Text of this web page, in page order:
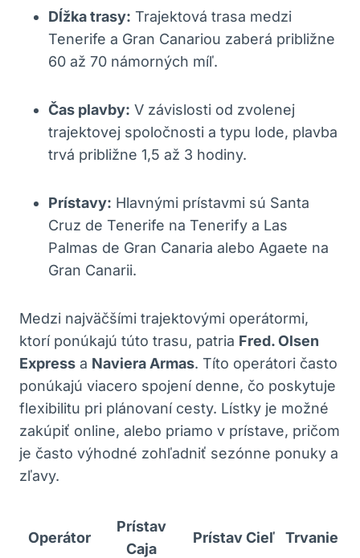
Dĺžka trasy: Trajektová trasa medzi
Tenerife a Gran Canariou zaberá približne
60 až 70 námorných míľ.
Čas plavby: V závislosti od zvolenej
trajektovej spoločnosti a typu lode, plavba
trvá približne 1,5 až 3 hodiny.
Prístavy: Hlavnými prístavmi sú Santa
Cruz de Tenerife na Tenerify a Las
Palmas de Gran Canaria alebo Agaete na
Gran Canarii.
Medzi najväčšími trajektovými operátormi,
ktorí ponúkajú túto trasu, patria Fred. Olsen
Express a Naviera Armas. Títo operátori často
ponúkajú viacero spojení denne, čo poskytuje
flexibilitu pri plánovaní cesty. Lístky je možné
zakúpiť online, alebo priamo v prístave, pričom
je často výhodné zohľadniť sezónne ponuky a
zľavy.
Operátor
Prístav
Caja
Prístav Cieľ Trvanie